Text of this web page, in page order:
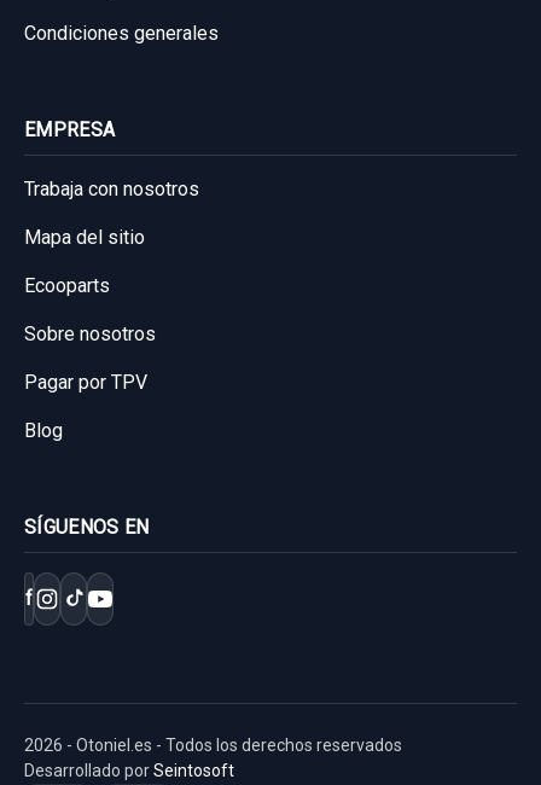
Condiciones generales
EMPRESA
Trabaja con nosotros
Mapa del sitio
Ecooparts
Sobre nosotros
Pagar por TPV
Blog
SÍGUENOS EN
f
2026 - Otoniel.es - Todos los derechos reservados
Desarrollado porSeintosoft